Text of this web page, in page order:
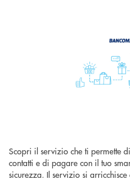
Scopri il servizio che ti permette
contatti e di pagare con il tuo
sicurezza. Il servizio si